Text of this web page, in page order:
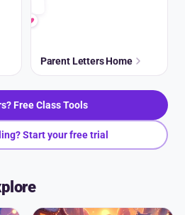
Parent Letters Home
Free Class Tools
Start your free trial